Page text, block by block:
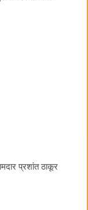
प्रशांत ठाकूर